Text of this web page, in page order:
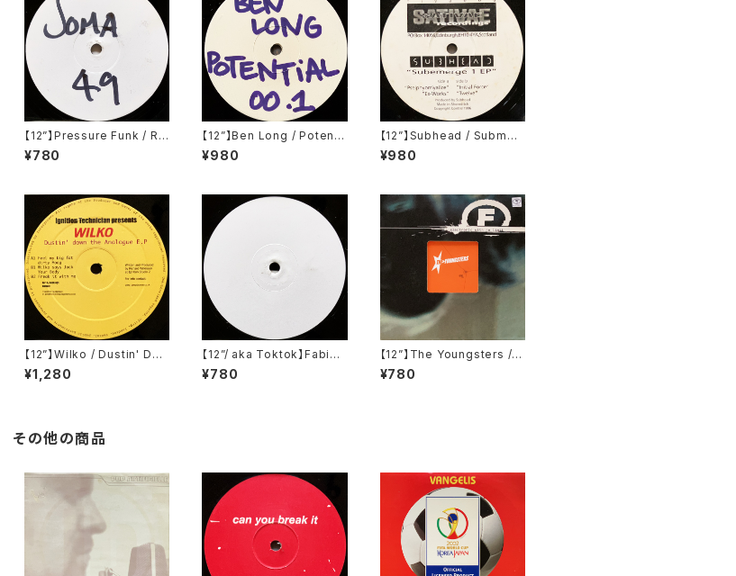
【12”】Pressure Funk / Ra
w Spirit (Soma Quality R
ecordings) (SOMA 49)
¥780
【12”】Ben Long / Potenti
al 001 (Potential) (POT0
01)
¥980
【12”】Subhead / Submer
ge 1 EP (Sativae Recordi
ngs) (tiva006)
¥980
【12”】Wilko / Dustin' Dow
n The Analogue E.P (Igni
tion Records) (IGT 010)
¥1,280
【12”/ aka Toktok】Fabian
Feyerabendt / Moabit R
ules (V-Records) (V011)
¥780
【12”】The Youngsters / E
nd (F Communications)
(F 135)
¥780
その他の商品